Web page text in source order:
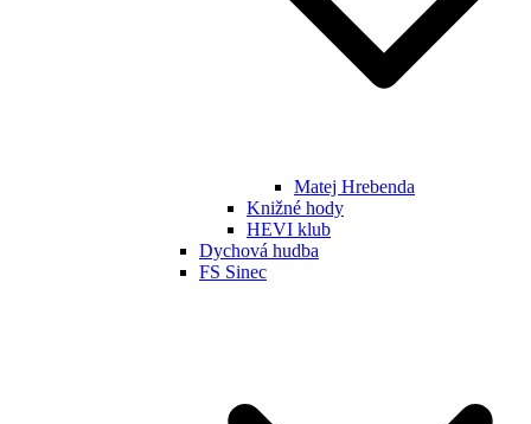
Matej Hrebenda
Knižné hody
HEVI klub
Dychová hudba
FS Sinec